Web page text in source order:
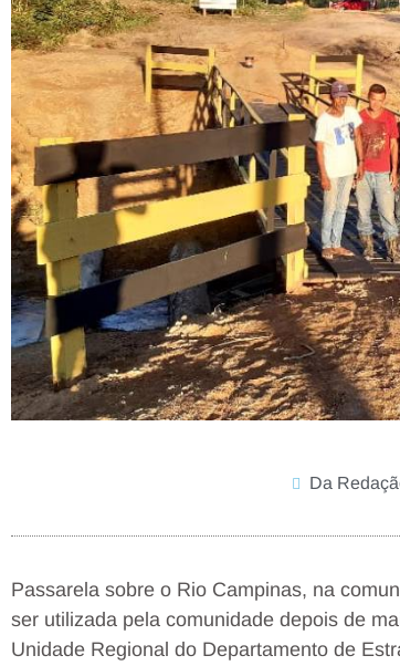
Da
Passarela sobre o Rio Campinas, na
ser utilizada pela comunidade depois de
Unidade Regional do Departamento de